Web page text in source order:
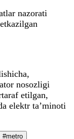
nazorati
nosozligi
etilgan,
elektr ta’minoti
#metro